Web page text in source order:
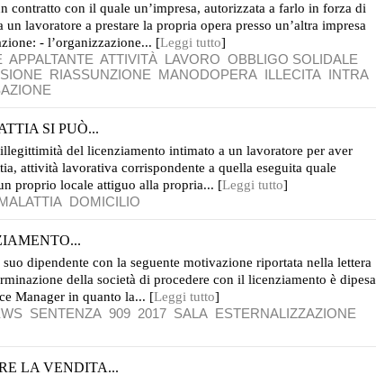
contratto con il quale un’impresa, autorizzata a farlo in forza di
lavoratore a prestare la propria opera presso un’altra impresa
- l’organizzazione... [Leggi tutto]
APPALTANTE ATTIVITÀ LAVORO OBBLIGO SOLIDALE
RIASSUNZIONE MANODOPERA ILLECITA INTRA
SI PUÒ...
del licenziamento intimato a un lavoratore per aver
attività lavorativa corrispondente a quella eseguita quale
proprio locale attiguo alla propria... [Leggi tutto]
DOMICILIO
dipendente con la seguente motivazione riportata nella lettera
della società di procedere con il licenziamento è dipesa
Manager in quanto la... [Leggi tutto]
SENTENZA 909 2017 SALA ESTERNALIZZAZIONE
LA VENDITA...